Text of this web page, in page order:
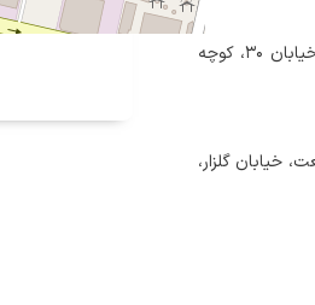
تهران، کیلومتر ۱۱ جاده مخصوص کرج، روبروی فروشگاه سپه، انتهای خیابان ۳۰، کوچه
خیابان گلزار،